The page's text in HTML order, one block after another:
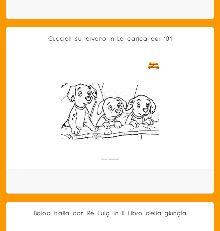
Cuccioli sul divano in La carica dei 101
Baloo balla con Re Luigi in Il Libro della giungla